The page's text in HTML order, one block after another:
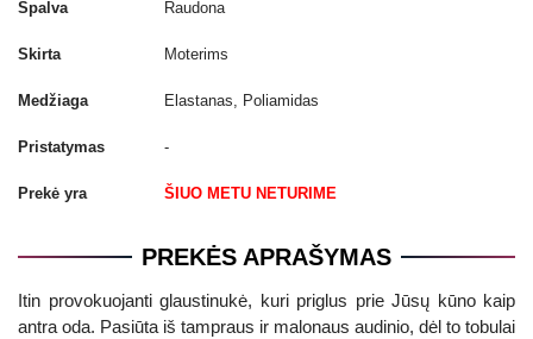
Spalva Raudona
Skirta Moterims
Medžiaga Elastanas, Poliamidas
Pristatymas -
Prekė yra ŠIUO METU NETURIME
PREKĖS APRAŠYMAS
Itin provokuojanti glaustinukė, kuri priglus prie Jūsų kūno kaip
antra oda. Pasiūta iš tampraus ir malonaus audinio, dėl to tobulai